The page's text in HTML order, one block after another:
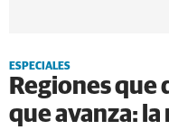
ESPECIALES
Regiones
que avanza: